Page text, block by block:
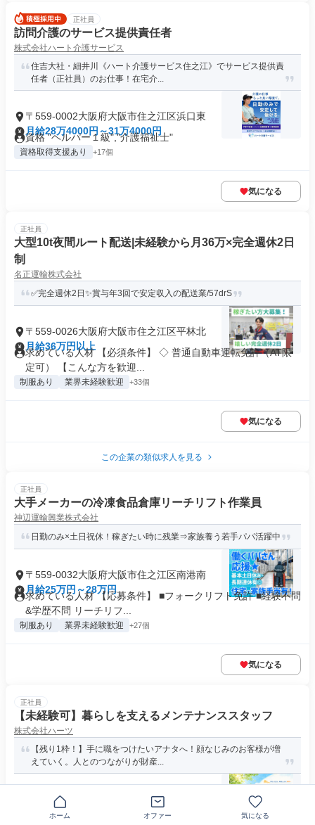
正社員
訪問介護のサービス提供責任者
株式会社ハート介護サービス
住吉大社・細井川《ハート介護サービス住之江》でサービス提供責
任者（正社員）のお仕事！在宅介...
〒559-0002大阪府大阪市住之江区浜口東
月給28万4000円～31万4000円
資格 "ヘルパー１級","介護福祉士"
資格取得支援あり +17個
気になる
正社員
大型10t夜間ルート配送|未経験から月36万×完全週休2日
制
名正運輸株式会社
✅完全週休2日✨賞与年3回で安定収入の配送業/57drS
〒559-0026大阪府大阪市住之江区平林北
月給36万円以上
求めている人材 【必須条件】 ◇ 普通自動車運転免許（AT限
定可） 【こんな方を歓迎...
制服あり 業界未経験歓迎 +33個
気になる
この企業の類似求人を見る
正社員
大手メーカーの冷凍食品倉庫リーチリフト作業員
神辺運輸興業株式会社
日勤のみ×土日祝休！稼ぎたい時に残業⇒家族養う若手パパ活躍中
〒559-0032大阪府大阪市住之江区南港南
月給25万円～28万円
求めている人材 【応募条件】 ■フォークリフト免許 ■経験不問
&学歴不問 リーチリフ...
制服あり 業界未経験歓迎 +27個
気になる
正社員
【未経験可】暮らしを支えるメンテナンススタッフ
株式会社ハーツ
【残り1枠！】手に職をつけたいアナタへ！顔なじみのお客様が増
えていく。人とのつながりが財産...
大阪府大阪市住之江区中加賀屋
年俸410万円～660万円
求める人材: ＜応募条件＞ ■普通自動車免許（AT限定OK） ＜
ホーム オファー 気になる